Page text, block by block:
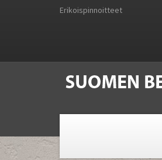
Erikoispinnoitteet